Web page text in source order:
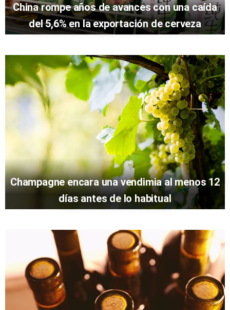
China rompe años de avances con una caída
del 5,6% en la exportación de cerveza
Champagne encara una vendimia al menos 12
días antes de lo habitual